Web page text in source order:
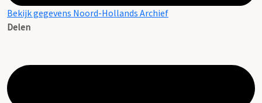
Bekijk gegevens Noord-Hollands Archief
Delen